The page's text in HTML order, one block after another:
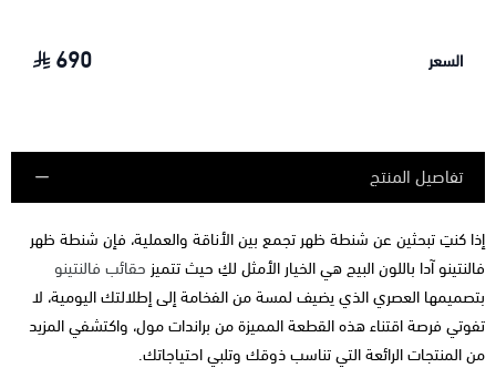
السعر 690
تفاصيل المنتج
إذا كنتِ تبحثين عن شنطة ظهر تجمع بين الأناقة والعملية، فإن شنطة ظهر
فالنتينو آدا باللون البيج هي الخيار الأمثل لكِ حيث تتميز حقائب فالنتينو
بتصميمها العصري الذي يضيف لمسة من الفخامة إلى إطلالتك اليومية، لا
تفوتي فرصة اقتناء هذه القطعة المميزة من براندات مول، واكتشفي المزيد
من المنتجات الرائعة التي تناسب ذوقك وتلبي احتياجاتك.